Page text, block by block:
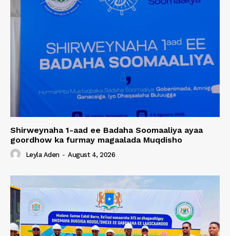
Shirweynaha 1-aad ee Badaha Soomaaliya ayaa
goordhow ka furmay magaalada Muqdisho
Leyla Aden - August 4, 2026